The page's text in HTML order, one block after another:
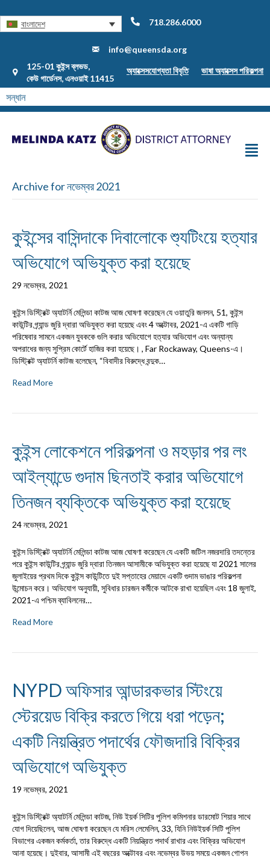
বাংলাদেশ 718.286.6000
info@queensda.org
125-01 কুইন্স ব্লভড,
কেউ গার্ডেনস, এনওয়াই 11415
অ্যাক্সেসযোগ্যতা বিবৃতি ভাষা অ্যাক্সেস পরিকল্পনা
Archive for নভেম্বর 2021
কুইন্সের বাসিন্দাকে দিবালোকে শ্যুটিংয়ে হত্যার
অভিযোগে অভিযুক্ত করা হয়েছে
29 নভেম্বর, 2021
কুইন্স ডিস্ট্রিক্ট অ্যাটর্নি মেলিন্ডা কাটজ আজ ঘোষণা করেছেন যে ওয়াতুরি জনসন, 51, কুইন্স
কাউন্টির গ্র্যান্ড জুরি দ্বারা অভিযুক্ত করা হয়েছে এবং 4 অক্টোবর, 2021-এ একটি গাড়ি
পরিষেবার সামনে একজন যুবককে গুলি করার অভিযোগে হত্যার অভিযোগ এবং অন্যান্য
অপরাধের জন্য সুপ্রিম কোর্টে হাজির করা হয়েছে। , Far Rockaway, Queens-এ।
ডিস্ট্রিক্ট অ্যাটর্নি কাটজ বলেছেন, “বিবাদীর বিরুদ্ধে বন্দুক…
Read More
কুইন্স লোকেশনে পরিকল্পনা ও মহড়ার পর লং
আইল্যান্ডে গুদাম ছিনতাই করার অভিযোগে
তিনজন ব্যক্তিকে অভিযুক্ত করা হয়েছে
24 নভেম্বর, 2021
কুইন্স ডিস্ট্রিক্ট অ্যাটর্নি মেলিন্ডা কাটজ আজ ঘোষণা করেছেন যে একটি জটিল নজরদারি তদন্তের
পরে কুইন্স কাউন্টির গ্র্যান্ড জুরি দ্বারা তিনজন আসামীকে অভিযুক্ত করা হয়েছে যা 2021 সালের
জুলাইয়ের প্রথম দিকে কুইন্স কাউন্টিতে দুই সপ্তাহের মেয়াদে একটি গুদাম ভাঙার পরিকল্পনা
উন্মোচন করে। অভিযোগ অনুযায়ী, সুবিধার চারজন কর্মীকে আটকে রাখা হয়েছিল এবং 18 জুলাই,
2021-এ পশ্চিম ব্যাবিলনের…
Read More
NYPD অফিসার আন্ডারকভার স্টিংয়ে
স্টেরয়েড বিক্রি করতে গিয়ে ধরা পড়েন;
একটি নিয়ন্ত্রিত পদার্থের ফৌজদারি বিক্রির
অভিযোগে অভিযুক্ত
19 নভেম্বর, 2021
কুইন্স ডিস্ট্রিক্ট অ্যাটর্নি মেলিন্ডা কাটজ, নিউ ইয়র্ক সিটির পুলিশ কমিশনার ডারমোট শিয়ার সাথে
যোগ দিয়েছিলেন, আজ ঘোষণা করেছেন যে মরিস লেমেলিন, 33, যিনি নিউইয়র্ক সিটি পুলিশ
বিভাগের একজন কর্মকর্তা, তার বিরুদ্ধে একটি নিয়ন্ত্রিত পদার্থ রাখার এবং বিক্রির অভিযোগ
আনা হয়েছে। দুইবার, আসামী এই বছরের অক্টোবর এবং নভেম্বর উভয় সময়ে একজন গোপন